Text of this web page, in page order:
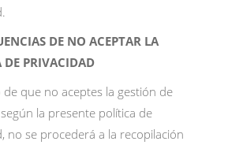
DE NO ACEPTAR LA
DE PRIVACIDAD
de que no aceptes la gestión de
la presente política de
no se procederá a la recopilación